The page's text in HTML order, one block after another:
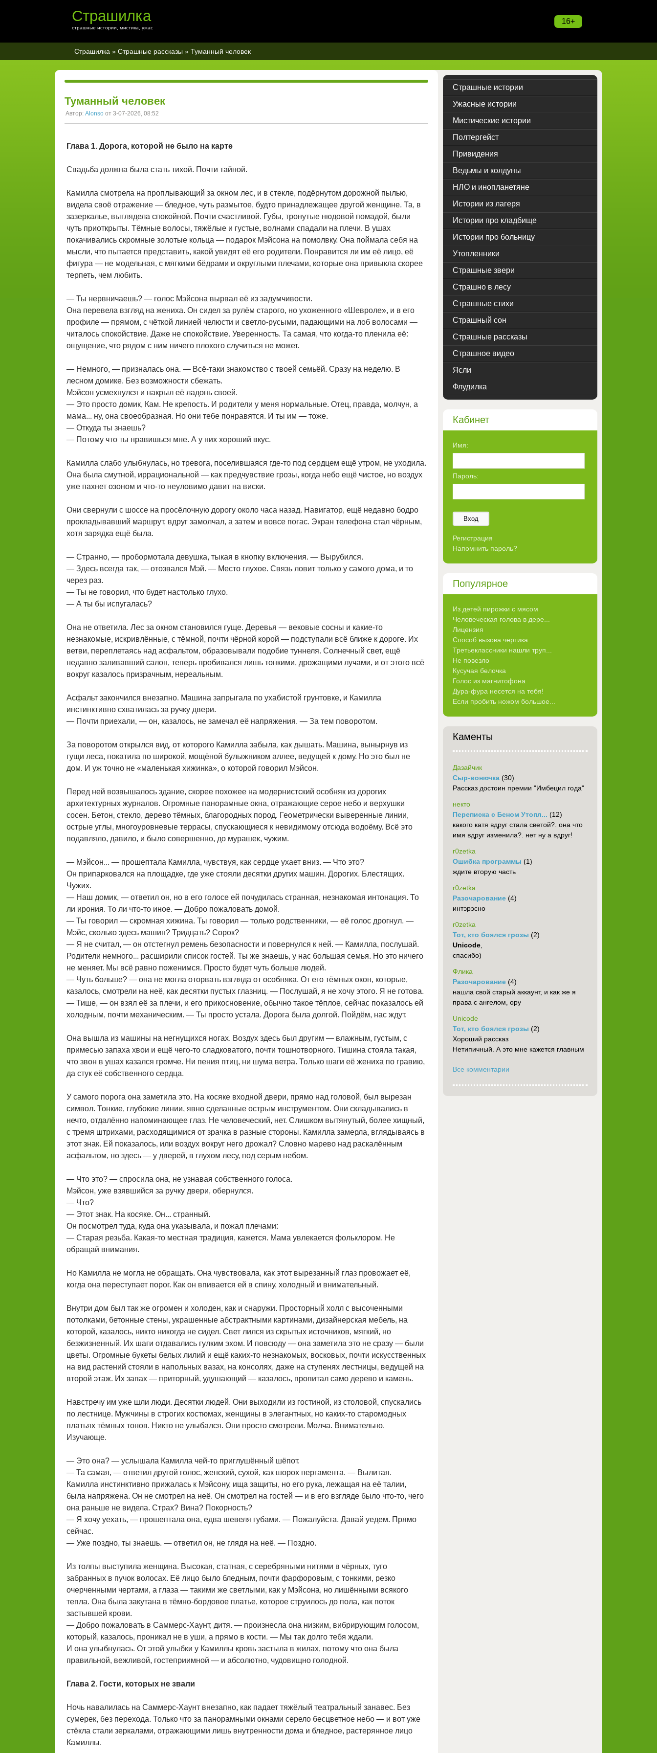
16+
Страшилка
страшные истории, мистика, ужас
Страшилка » Страшные рассказы » Туманный человек
Туманный человек
Автор: Alonso от 3-07-2026, 08:52
Глава 1. Дорога, которой не было на карте
Свадьба должна была стать тихой. Почти тайной.
Камилла смотрела на проплывающий за окном лес, и в стекле, подёрнутом дорожной пылью,
видела своё отражение — бледное, чуть размытое, будто принадлежащее другой женщине. Та, в
зазеркалье, выглядела спокойной. Почти счастливой. Губы, тронутые нюдовой помадой, были
чуть приоткрыты. Тёмные волосы, тяжёлые и густые, волнами спадали на плечи. В ушах
покачивались скромные золотые кольца — подарок Мэйсона на помолвку. Она поймала себя на
мысли, что пытается представить, какой увидят её его родители. Понравится ли им её лицо, её
фигура — не модельная, с мягкими бёдрами и округлыми плечами, которые она привыкла скорее
терпеть, чем любить.
— Ты нервничаешь? — голос Мэйсона вырвал её из задумчивости.
Она перевела взгляд на жениха. Он сидел за рулём старого, но ухоженного «Шевроле», и в его
профиле — прямом, с чёткой линией челюсти и светло-русыми, падающими на лоб волосами —
читалось спокойствие. Даже не спокойствие. Уверенность. Та самая, что когда-то пленила её:
ощущение, что рядом с ним ничего плохого случиться не может.
— Немного, — призналась она. — Всё-таки знакомство с твоей семьёй. Сразу на неделю. В
лесном домике. Без возможности сбежать.
Мэйсон усмехнулся и накрыл её ладонь своей.
— Это просто домик, Кам. Не крепость. И родители у меня нормальные. Отец, правда, молчун, а
мама... ну, она своеобразная. Но они тебе понравятся. И ты им — тоже.
— Откуда ты знаешь?
— Потому что ты нравишься мне. А у них хороший вкус.
Камилла слабо улыбнулась, но тревога, поселившаяся где-то под сердцем ещё утром, не уходила.
Она была смутной, иррациональной — как предчувствие грозы, когда небо ещё чистое, но воздух
уже пахнет озоном и что-то неуловимо давит на виски.
Они свернули с шоссе на просёлочную дорогу около часа назад. Навигатор, ещё недавно бодро
прокладывавший маршрут, вдруг замолчал, а затем и вовсе погас. Экран телефона стал чёрным,
хотя зарядка ещё была.
— Странно, — пробормотала девушка, тыкая в кнопку включения. — Вырубился.
— Здесь всегда так, — отозвался Мэй. — Место глухое. Связь ловит только у самого дома, и то
через раз.
— Ты не говорил, что будет настолько глухо.
— А ты бы испугалась?
Она не ответила. Лес за окном становился гуще. Деревья — вековые сосны и какие-то
незнакомые, искривлённые, с тёмной, почти чёрной корой — подступали всё ближе к дороге. Их
ветви, переплетаясь над асфальтом, образовывали подобие туннеля. Солнечный свет, ещё
недавно заливавший салон, теперь пробивался лишь тонкими, дрожащими лучами, и от этого всё
вокруг казалось призрачным, нереальным.
Асфальт закончился внезапно. Машина запрыгала по ухабистой грунтовке, и Камилла
инстинктивно схватилась за ручку двери.
— Почти приехали, — он, казалось, не замечал её напряжения. — За тем поворотом.
За поворотом открылся вид, от которого Камилла забыла, как дышать. Машина, вынырнув из
гущи леса, покатила по широкой, мощёной булыжником аллее, ведущей к дому. Но это был не
дом. И уж точно не «маленькая хижинка», о которой говорил Мэйсон.
Перед ней возвышалось здание, скорее похожее на модернистский особняк из дорогих
архитектурных журналов. Огромные панорамные окна, отражающие серое небо и верхушки
сосен. Бетон, стекло, дерево тёмных, благородных пород. Геометрически выверенные линии,
острые углы, многоуровневые террасы, спускающиеся к невидимому отсюда водоёму. Всё это
подавляло, давило, и было совершенно, до мурашек, чужим.
— Мэйсон... — прошептала Камилла, чувствуя, как сердце ухает вниз. — Что это?
Он припарковался на площадке, где уже стояли десятки других машин. Дорогих. Блестящих.
Чужих.
— Наш домик, — ответил он, но в его голосе ей почудилась странная, незнакомая интонация. То
ли ирония. То ли что-то иное. — Добро пожаловать домой.
— Ты говорил — скромная хижина. Ты говорил — только родственники, — её голос дрогнул. —
Мэйс, сколько здесь машин? Тридцать? Сорок?
— Я не считал, — он отстегнул ремень безопасности и повернулся к ней. — Камилла, послушай.
Родители немного... расширили список гостей. Ты же знаешь, у нас большая семья. Но это ничего
не меняет. Мы всё равно поженимся. Просто будет чуть больше людей.
— Чуть больше? — она не могла оторвать взгляда от особняка. От его тёмных окон, которые,
казалось, смотрели на неё, как десятки пустых глазниц. — Послушай, я не хочу этого. Я не готова.
— Тише, — он взял её за плечи, и его прикосновение, обычно такое тёплое, сейчас показалось ей
холодным, почти механическим. — Ты просто устала. Дорога была долгой. Пойдём, нас ждут.
Она вышла из машины на негнущихся ногах. Воздух здесь был другим — влажным, густым, с
примесью запаха хвои и ещё чего-то сладковатого, почти тошнотворного. Тишина стояла такая,
что звон в ушах казался громче. Ни пения птиц, ни шума ветра. Только шаги её жениха по гравию,
да стук её собственного сердца.
У самого порога она заметила это. На косяке входной двери, прямо над головой, был вырезан
символ. Тонкие, глубокие линии, явно сделанные острым инструментом. Они складывались в
нечто, отдалённо напоминающее глаз. Не человеческий, нет. Слишком вытянутый, более хищный,
с тремя штрихами, расходящимися от зрачка в разные стороны. Камилла замерла, вглядываясь в
этот знак. Ей показалось, или воздух вокруг него дрожал? Словно марево над раскалённым
асфальтом, но здесь — у дверей, в глухом лесу, под серым небом.
— Что это? — спросила она, не узнавая собственного голоса.
Мэйсон, уже взявшийся за ручку двери, обернулся.
— Что?
— Этот знак. На косяке. Он... странный.
Он посмотрел туда, куда она указывала, и пожал плечами:
— Старая резьба. Какая-то местная традиция, кажется. Мама увлекается фольклором. Не
обращай внимания.
Но Камилла не могла не обращать. Она чувствовала, как этот вырезанный глаз провожает её,
когда она переступает порог. Как он впивается ей в спину, холодный и внимательный.
Внутри дом был так же огромен и холоден, как и снаружи. Просторный холл с высоченными
потолками, бетонные стены, украшенные абстрактными картинами, дизайнерская мебель, на
которой, казалось, никто никогда не сидел. Свет лился из скрытых источников, мягкий, но
безжизненный. Их шаги отдавались гулким эхом. И повсюду — она заметила это не сразу — были
цветы. Огромные букеты белых лилий и ещё каких-то незнакомых, восковых, почти искусственных
на вид растений стояли в напольных вазах, на консолях, даже на ступенях лестницы, ведущей на
второй этаж. Их запах — приторный, удушающий — казалось, пропитал само дерево и камень.
Навстречу им уже шли люди. Десятки людей. Они выходили из гостиной, из столовой, спускались
по лестнице. Мужчины в строгих костюмах, женщины в элегантных, но каких-то старомодных
платьях тёмных тонов. Никто не улыбался. Они просто смотрели. Молча. Внимательно.
Изучающе.
— Это она? — услышала Камилла чей-то приглушённый шёпот.
— Та самая, — ответил другой голос, женский, сухой, как шорох пергамента. — Вылитая.
Камилла инстинктивно прижалась к Мэйсону, ища защиты, но его рука, лежащая на её талии,
была напряжена. Он не смотрел на неё. Он смотрел на гостей — и в его взгляде было что-то, чего
она раньше не видела. Страх? Вина? Покорность?
— Я хочу уехать, — прошептала она, едва шевеля губами. — Пожалуйста. Давай уедем. Прямо
сейчас.
— Уже поздно, ты знаешь. — ответил он, не глядя на неё. — Поздно.
Из толпы выступила женщина. Высокая, статная, с серебряными нитями в чёрных, туго
забранных в пучок волосах. Её лицо было бледным, почти фарфоровым, с тонкими, резко
очерченными чертами, а глаза — такими же светлыми, как у Мэйсона, но лишёнными всякого
тепла. Она была закутана в тёмно-бордовое платье, которое струилось до пола, как поток
застывшей крови.
— Добро пожаловать в Саммерс-Хаунт, дитя. — произнесла она низким, вибрирующим голосом,
который, казалось, проникал не в уши, а прямо в кости. — Мы так долго тебя ждали.
И она улыбнулась. От этой улыбки у Камиллы кровь застыла в жилах, потому что она была
правильной, вежливой, гостеприимной — и абсолютно, чудовищно голодной.
Глава 2. Гости, которых не звали
Ночь навалилась на Саммерс-Хаунт внезапно, как падает тяжёлый театральный занавес. Без
сумерек, без перехода. Только что за панорамными окнами серело бесцветное небо — и вот уже
стёкла стали зеркалами, отражающими лишь внутренности дома и бледное, растерянное лицо
Камиллы.
Страшные истории
Ужасные истории
Мистические истории
Полтергейст
Привидения
Ведьмы и колдуны
НЛО и инопланетяне
Истории из лагеря
Истории про кладбище
Истории про больницу
Утопленники
Страшные звери
Страшно в лесу
Страшные стихи
Страшный сон
Страшные рассказы
Страшное видео
Ясли
Флудилка
Кабинет
Имя:
Пароль:
Вход
Регистрация
Напомнить пароль?
Популярное
Из детей пирожки с мясом
Человеческая голова в дере...
Лицензия
Способ вызова чертика
Третьеклассники нашли труп...
Не повезло
Кусучая белочка
Голос из магнитофона
Дура-фура несется на тебя!
Если пробить ножом большое...
Каменты
Дазайчик
Сыр-вонючка (30)
Рассказ достоин премии "Имбецил года"
некто
Переписка с Беном Утопл... (12)
какого катя вдруг стала светой?. она что
имя вдруг изменила?. нет ну а вдруг!
r0zetka
Ошибка программы (1)
ждите вторую часть
r0zetka
Разочарование (4)
интэрэсно
r0zetka
Тот, кто боялся грозы (2)
Unicode
спасибо)
Флика
Разочарование (4)
нашла свой старый аккаунт, и как же я
права с ангелом, ору
Unicode
Тот, кто боялся грозы (2)
Хороший рассказ
Нетипичный. А это мне кажется главным
Все комментарии